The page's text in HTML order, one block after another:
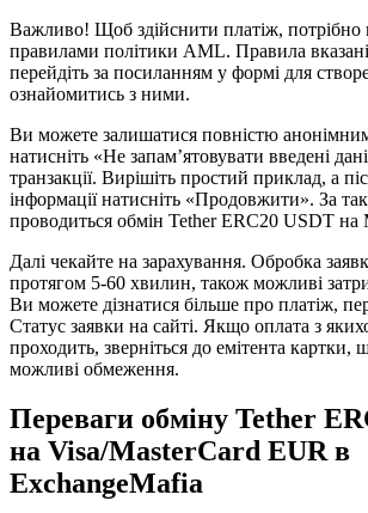
Важливо! Щоб здійснити платіж, потрібно
правилами політики AML. Правила вказані
перейдіть за посиланням у формі для
ознайомитись з ними.
Ви можете залишатися повністю
натисніть «Не запам’ятовувати введені
транзакції. Вирішіть простий приклад, а
інформації натисніть «Продовжити». За
проводиться обмін Tether ERC20 USDT на
Далі чекайте на зарахування. Обробка
протягом 5-60 хвилин, також можливі
Ви можете дізнатися більше про платіж,
Статус заявки на сайті. Якщо оплата з
проходить, зверніться до емітента картки,
можливі обмеження.
Переваги обміну Tether
на Visa/MasterCard EUR в
ExchangeMafia